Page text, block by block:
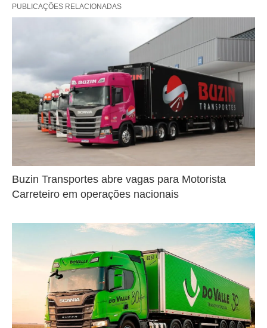
PUBLICAÇÕES RELACIONADAS
Buzin Transportes abre vagas para Motorista
Carreteiro em operações nacionais